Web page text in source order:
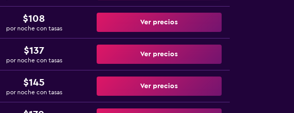
$108
por noche con tasas
Ver precios
$137
por noche con tasas
Ver precios
$145
por noche con tasas
Ver precios